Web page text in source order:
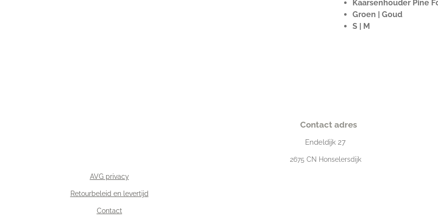
Kaarsenhouder Pine
Groen | Goud
S | M
Contact adres
Endeldijk 27
2675 CN Honselersdijk
AVG privacy
Retourbeleid en levertijd
Contact